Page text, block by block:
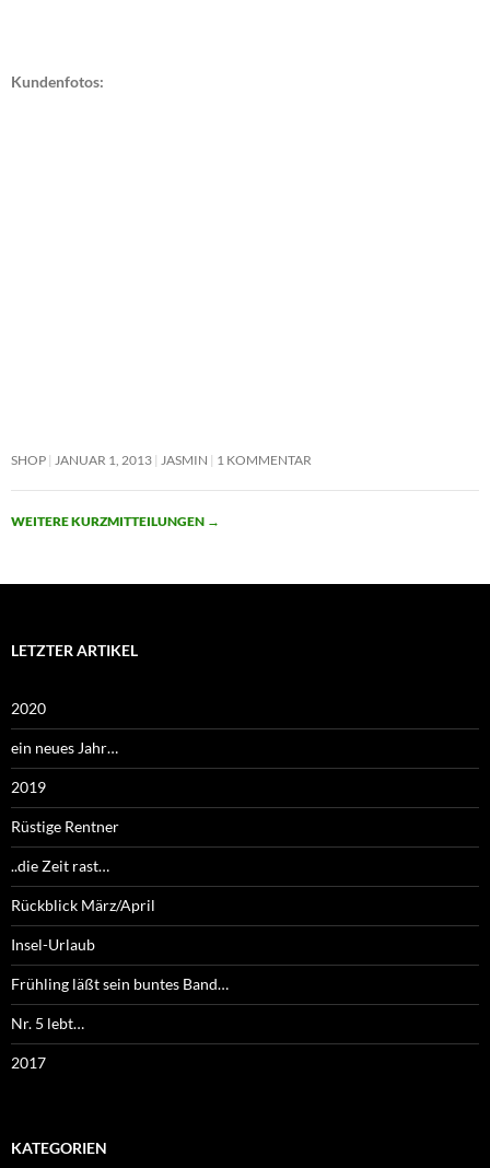
Kundenfotos:
SHOP JANUAR 1, 2013 JASMIN 1 KOMMENTAR
WEITERE KURZMITTEILUNGEN →
LETZTER ARTIKEL
2020
ein neues Jahr…
2019
Rüstige Rentner
..die Zeit rast…
Rückblick März/April
Insel-Urlaub
Frühling läßt sein buntes Band…
Nr. 5 lebt…
2017
KATEGORIEN